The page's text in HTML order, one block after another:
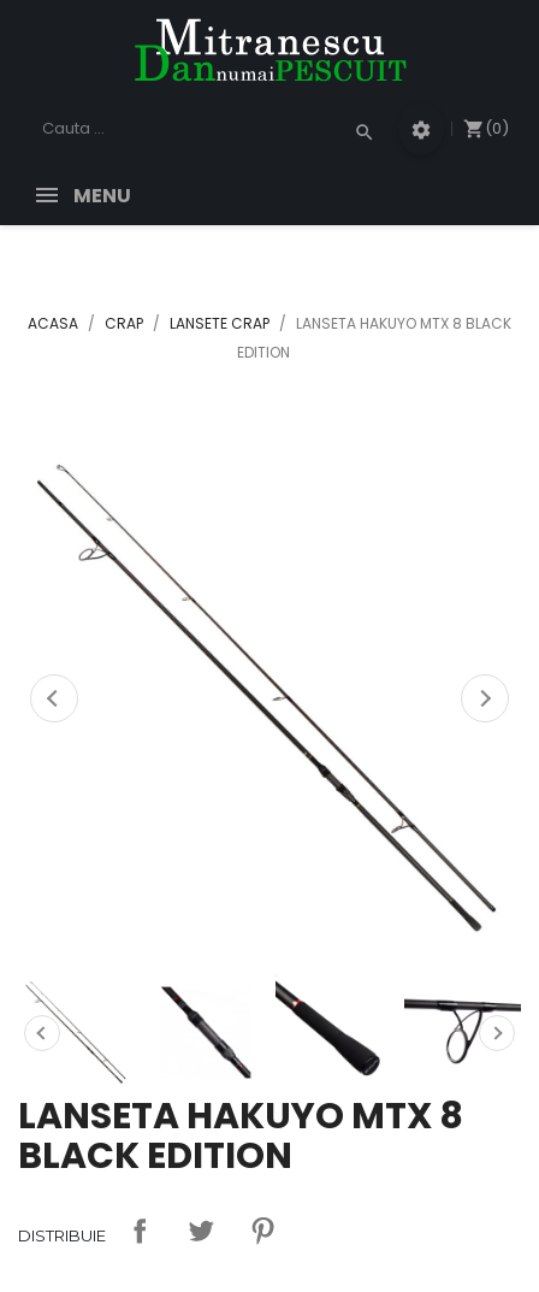
search settings shopping_cart (0)
MENU
ACASA CRAP LANSETE CRAP
LANSETA HAKUYO MTX 8 BLACK
EDITION
LANSETA HAKUYO MTX 8
BLACK EDITION
DISTRIBUIE